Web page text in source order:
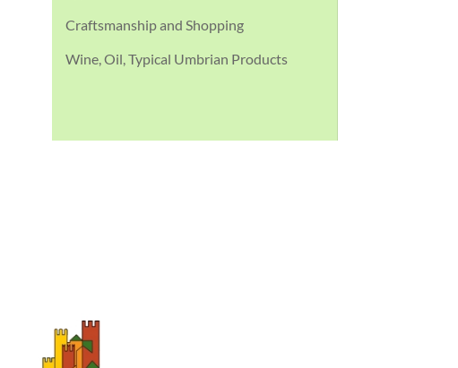
Craftsmanship and Shopping
Wine, Oil, Typical Umbrian Products